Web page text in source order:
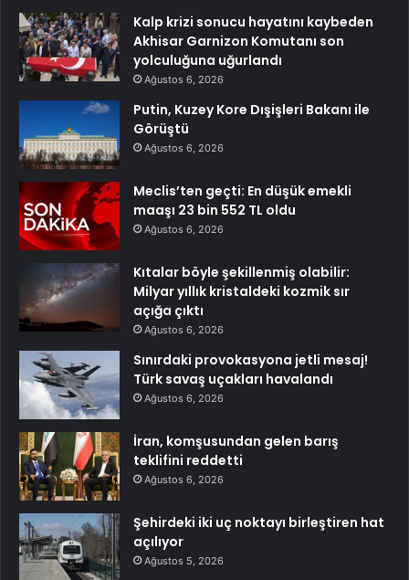
Kalp krizi sonucu hayatını kaybeden
Akhisar Garnizon Komutanı son
yolculuğuna uğurlandı
Ağustos 6, 2026
Putin, Kuzey Kore Dışişleri Bakanı ile
Görüştü
Ağustos 6, 2026
Meclis’ten geçti: En düşük emekli
maaşı 23 bin 552 TL oldu
Ağustos 6, 2026
Kıtalar böyle şekillenmiş olabilir:
Milyar yıllık kristaldeki kozmik sır
açığa çıktı
Ağustos 6, 2026
Sınırdaki provokasyona jetli mesaj!
Türk savaş uçakları havalandı
Ağustos 6, 2026
İran, komşusundan gelen barış
teklifini reddetti
Ağustos 6, 2026
Şehirdeki iki uç noktayı birleştiren hat
açılıyor
Ağustos 5, 2026